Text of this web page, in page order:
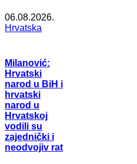
06.08.2026.
Hrvatska
Milanović:
Hrvatski
narod u BiH i
hrvatski
narod u
Hrvatskoj
vodili su
zajednički i
neodvojiv rat